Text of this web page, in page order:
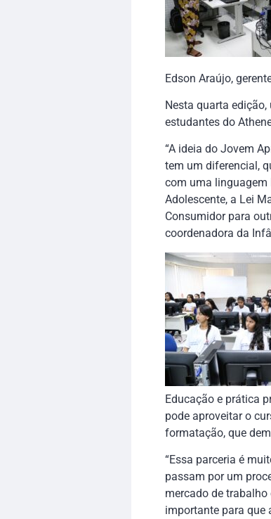
Edson Araújo,
Nesta quarta
estudantes do
“A ideia do Jovem
tem um diferencial,
com uma linguagem
Adolescente, a Lei
Consumidor para
coordenadora da
Educação e prática
pode aproveitar o
formatação, que
“Essa parceria é
passam por um
mercado de
importante para que